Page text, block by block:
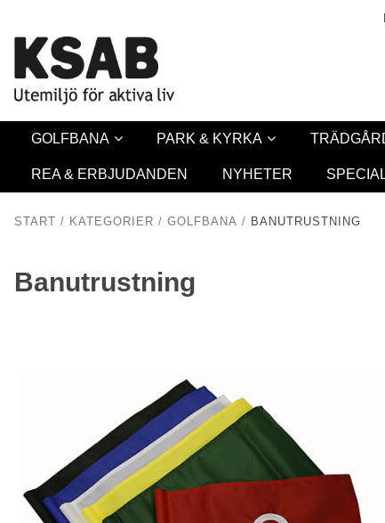
Säkerhet &
GOLFBANA PARK & KYRKA
REA & ERBJUDANDEN NYHETER
START / KATEGORIER / GOLFBANA / BANUTRUSTNING
Banutrustning